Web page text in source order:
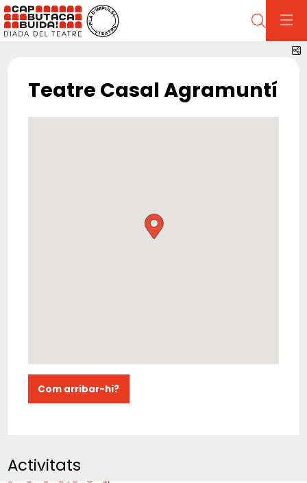
Cerca
Teatre Casal Agramuntí
Com arribar-hi?
Activitats